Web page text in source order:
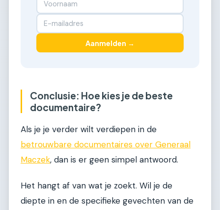
Aanmelden →
Conclusie: Hoe kies je de beste
documentaire?
Als je je verder wilt verdiepen in de
betrouwbare documentaires over Generaal
Maczek, dan is er geen simpel antwoord.
Het hangt af van wat je zoekt. Wil je de
diepte in en de specifieke gevechten van de